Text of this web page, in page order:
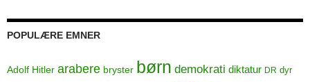
POPULÆRE EMNER
Adolf Hitler arabere bryster børn demokrati diktatur DR dyr